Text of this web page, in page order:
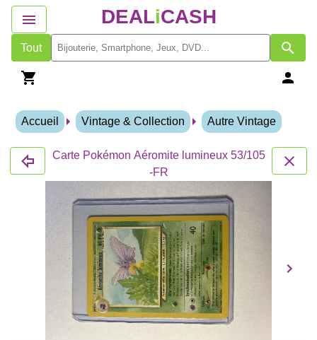
DEALiCASH
Tout
Accueil Vintage & Collection Autre Vintage
Carte Pokémon Aéromite lumineux 53/105
-FR